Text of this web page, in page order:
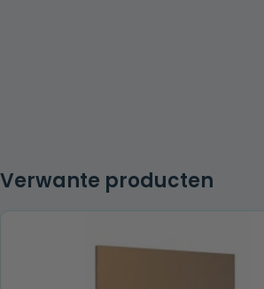
Verwante producten